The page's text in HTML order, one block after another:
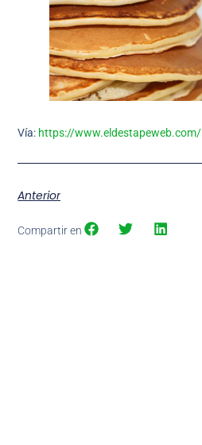
Vía: https://www.eldestapeweb.com/
Anterior
Compartir en